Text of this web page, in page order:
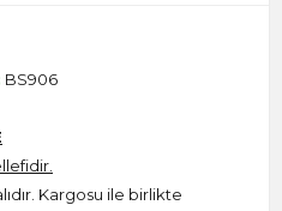
BS906
Kargosu ile birlikte